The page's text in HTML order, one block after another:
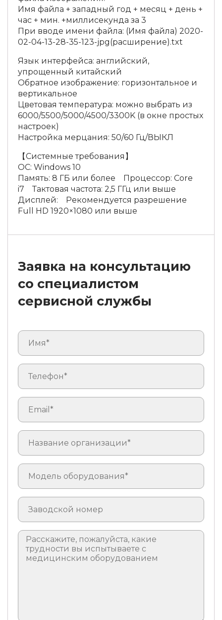
Имя файла + западный год + месяц + день +
час + мин. +миллисекунда за 3
При вводе имени файла: (Имя файла) 2020-
02-04-13-28-35-123-jpg(расширение).txt
Язык интерфейса: английский,
упрощенный китайский
Обратное изображение: горизонтальное и
вертикальное
Цветовая температура: можно выбрать из
6000/5500/5000/4500/3300K (в окне простых
настроек)
Настройка мерцания: 50/60 Гц/ВЫКЛ
【Системные требования】
ОС: Windows 10
Память: 8 ГБ или более Процессор: Core
i7 Тактовая частота: 2,5 ГГц или выше
Дисплей: Рекомендуется разрешение
Full HD 1920×1080 или выше
Заявка на консультацию
со специалистом
сервисной службы